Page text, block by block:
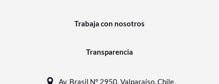
Trabaja con nosotros
Transparencia
Av. Brasil N° 2950, Valparaíso, Chile.